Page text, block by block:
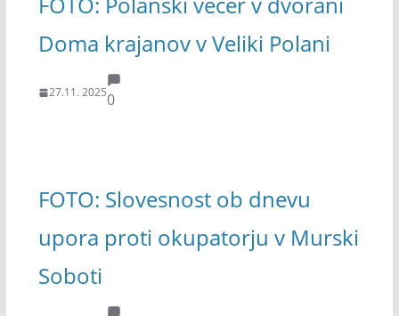
Doma krajanov v Veliki Polani
27.11. 20250
FOTO: Slovesnost ob dnevu
upora proti okupatorju v Murski
Soboti